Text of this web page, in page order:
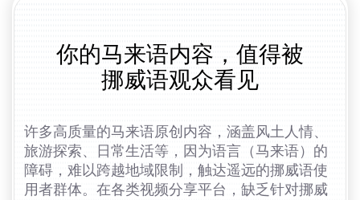
你的马来语内容，值得被
挪威语观众看见
许多高质量的马来语原创内容，涵盖风土人情、
旅游探索、日常生活等，因为语言（马来语）的
障碍，难以跨越地域限制，触达遥远的挪威语使
用者群体。在各类视频分享平台，缺乏针对挪威